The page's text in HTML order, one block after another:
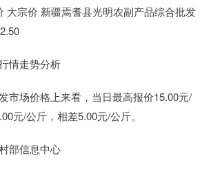
大宗价 新疆焉耆县光明农副产品综合批发
情走势分析
市场价格上来看，当日最高报价15.00元/
元/公斤，相差5.00元/公斤。
部信息中心